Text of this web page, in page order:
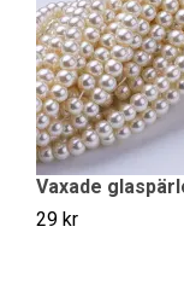
Vaxade
29 kr